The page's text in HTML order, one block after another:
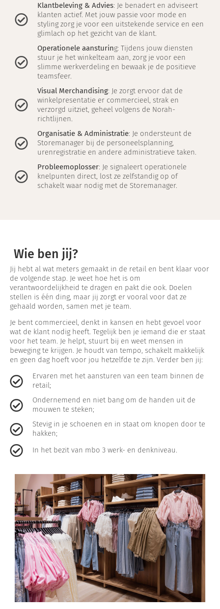
Klantbeleving & Advies: Je benadert en adviseert
klanten actief. Met jouw passie voor mode en
styling zorg je voor een uitstekende service en een
glimlach op het gezicht van de klant.
Operationele aansturing: Tijdens jouw diensten
stuur je het winkelteam aan, zorg je voor een
slimme werkverdeling en bewaak je de positieve
teamsfeer.
Visual Merchandising: Je zorgt ervoor dat de
winkelpresentatie er commercieel, strak en
verzorgd uitziet, geheel volgens de Norah-
richtlijnen.
Organisatie & Administratie: Je ondersteunt de
Storemanager bij de personeelsplanning,
urenregistratie en andere administratieve taken.
Probleemoplosser: Je signaleert operationele
knelpunten direct, lost ze zelfstandig op of
schakelt waar nodig met de Storemanager.
Wie ben jij?
Jij hebt al wat meters gemaakt in de retail en bent klaar voor
de volgende stap. Je weet hoe het is om
verantwoordelijkheid te dragen en pakt die ook. Doelen
stellen is één ding, maar jij zorgt er vooral voor dat ze
gehaald worden, samen met je team.
Je bent commercieel, denkt in kansen en hebt gevoel voor
wat de klant nodig heeft. Tegelijk ben je iemand die er staat
voor het team. Je helpt, stuurt bij en weet mensen in
beweging te krijgen. Je houdt van tempo, schakelt makkelijk
en geen dag hoeft voor jou hetzelfde te zijn. Verder ben jij:
Ervaren met het aansturen van een team binnen de
retail;
Ondernemend en niet bang om de handen uit de
mouwen te steken;
Stevig in je schoenen en in staat om knopen door te
hakken;
In het bezit van mbo 3 werk- en denkniveau.